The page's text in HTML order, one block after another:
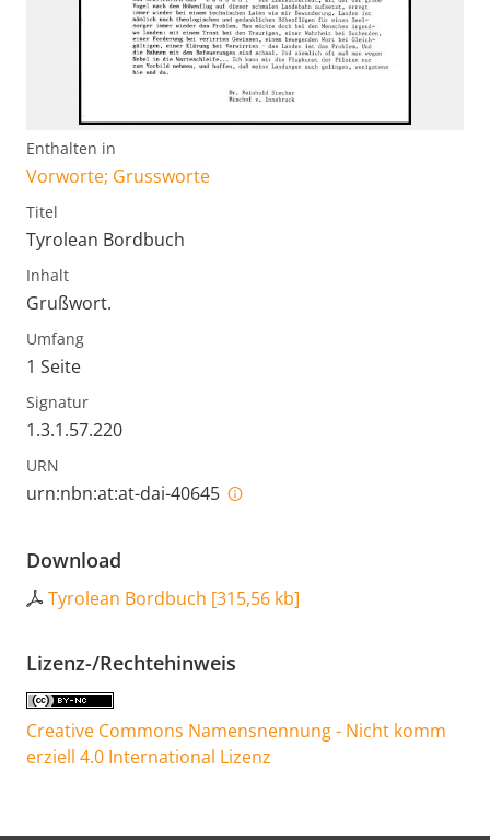
Enthalten in
Vorworte; Grussworte
Titel
Tyrolean Bordbuch
Inhalt
Grußwort.
Umfang
1 Seite
Signatur
1.3.1.57.220
URN
urn:nbn:at:at-dai-40645
Download
Tyrolean Bordbuch [315,56 kb]
Lizenz-/Rechtehinweis
Creative Commons Namensnennung - Nicht komm
erziell 4.0 International Lizenz